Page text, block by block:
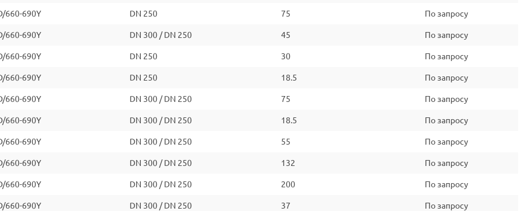
660-690Y DN 250 75 По запросу
660-690Y DN 300 / DN 250 45 По запросу
660-690Y DN 250 30 По запросу
660-690Y DN 250 18.5 По запросу
660-690Y DN 300 / DN 250 75 По запросу
660-690Y DN 300 / DN 250 18.5 По запросу
660-690Y DN 300 / DN 250 55 По запросу
660-690Y DN 300 / DN 250 132 По запросу
660-690Y DN 300 / DN 250 200 По запросу
660-690Y DN 300 / DN 250 37 По запросу